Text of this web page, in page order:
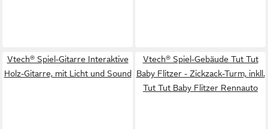
Vtech® Spiel-Gitarre Interaktive
Holz-Gitarre, mit Licht und Sound
Vtech® Spiel-Gebäude Tut Tut
Baby Flitzer - Zickzack-Turm, inkll.
Tut Tut Baby Flitzer Rennauto